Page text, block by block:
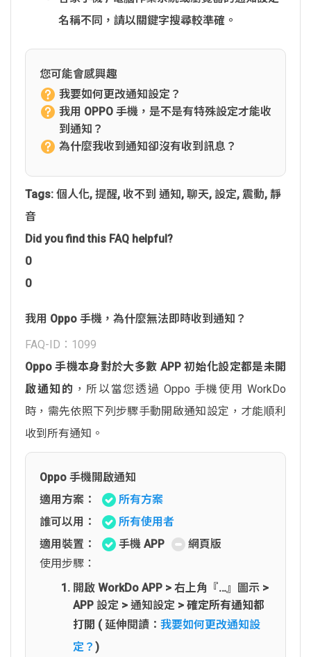
名稱不同，請以關鍵字搜尋較準確。
您可能會感興趣
我要如何更改通知設定？
我用 OPPO 手機，是不是有特殊設定才能收
到通知？
為什麼我收到通知卻沒有收到訊息？
Tags: 個人化, 提醒, 收不到 通知, 聊天, 設定, 震動, 靜
音
Did you find this FAQ helpful?
0
0
我用 Oppo 手機，為什麼無法即時收到通知？
FAQ-ID：1099
Oppo 手機本身對於大多數 APP 初始化設定都是未開
啟通知的 ，所以當您透過 Oppo 手機使用 WorkDo
時，需先依照下列步驟手動開啟通知設定，才能順利
收到所有通知。
Oppo 手機開啟通知
適用方案：
所有方案
誰可以用：
所有使用者
適用裝置：
手機 APP
網頁版
使用步驟：
開啟 WorkDo APP > 右上角『…』圖示 >
APP 設定 > 通知設定 > 確定所有通知都
打開 ( 延伸閱讀： 我要如何更改通知設
定？ )